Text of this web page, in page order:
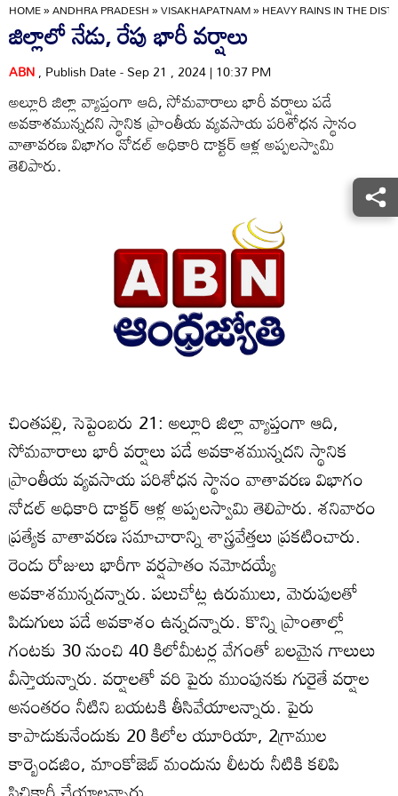
HOME»ANDHRA PRADESH»VISAKHAPATNAM»HEAVY RAINS IN THE
జిల్లాలో నేడు, రేపు భారీ వర్షాలు
ABN, Publish Date - Sep 21 , 2024 | 10:37 PM
అల్లూరి జిల్లా వ్యాప్తంగా ఆది, సోమవారాలు భారీ వర్షాలు పడే
అవకాశమున్నదని స్థానిక ప్రాంతీయ వ్యవసాయ పరిశోధన స్థానం
వాతావరణ విభాగం నోడల్‌ అధికారి డాక్టర్‌ ఆళ్ల అప్పలస్వామి
తెలిపారు.
చింతపల్లి, సెప్టెంబరు 21: అల్లూరి జిల్లా వ్యాప్తంగా ఆది,
సోమవారాలు భారీ వర్షాలు పడే అవకాశమున్నదని స్థానిక
ప్రాంతీయ వ్యవసాయ పరిశోధన స్థానం వాతావరణ విభాగం
నోడల్‌ అధికారి డాక్టర్‌ ఆళ్ల అప్పలస్వామి తెలిపారు. శనివారం
ప్రత్యేక వాతావరణ సమాచారాన్ని శాస్త్రవేత్తలు ప్రకటించారు.
రెండు రోజులు భారీగా వర్షపాతం నమోదయ్యే
అవకాశమున్నదన్నారు. పలుచోట్ల ఉరుములు, మెరుపులతో
పిడుగులు పడే అవకాశం ఉన్నదన్నారు. కొన్ని ప్రాంతాల్లో
గంటకు 30 నుంచి 40 కిలోమీటర్ల వేగంతో బలమైన గాలులు
వీస్తాయన్నారు. వర్షాలతో వరి పైరు ముంపునకు గురైతే వర్షాల
అనంతరం నీటిని బయటకి తీసివేయాలన్నారు. పైరు
కాపాడుకునేందుకు 20 కిలోల యూరియా, 2గ్రాముల
కార్బెండజిం, మాంకోజెబ్‌ మందును లీటరు నీటికి కలిపి